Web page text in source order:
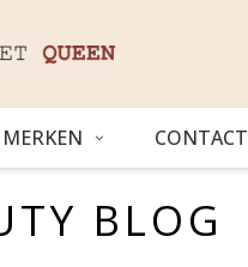
MERKEN CONTACT
BLOG